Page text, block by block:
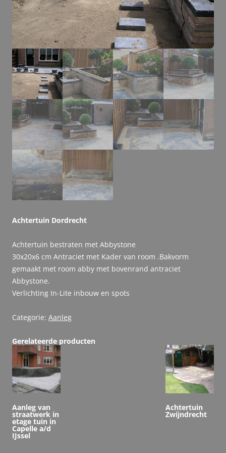
Achtertuin Dordrecht
Achtertuin bestraten met Abbystone
30x20x6 cm Antraciet met Kader van room .Bakvorm
gemaakt met room abby met bovenrand antraciet
Abbystone.
Verlichting In-Lite inbouw en spots
Categorie: Aanleg
Gerelateerde producten
Aanleg van
straatwerk in
etage tuin in
Capelle a/d
IJssel
Achtertuin
Zwijndrecht